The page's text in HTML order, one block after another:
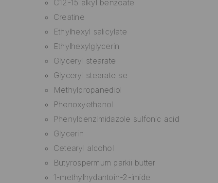
C12-15 alkyl benzoate
Creatine
Ethylhexyl salicylate
Ethylhexylglycerin
Glyceryl stearate
Glyceryl stearate se
Methylpropanediol
Phenoxyethanol
Phenylbenzimidazole sulfonic acid
Glycerin
Cetearyl alcohol
Butyrospermum parkii butter
1-methylhydantoin-2-imide